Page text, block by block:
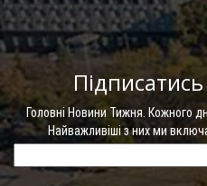
Головні Новини Тижня. Кожного
Найважливіші з них ми